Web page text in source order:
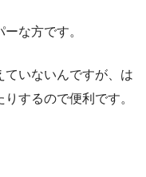
な方です。
いないんですが、は
するので便利です。